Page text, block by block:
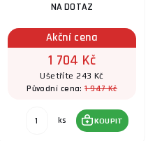
NA DOTAZ
Akční cena
1 704 Kč
Ušetříte 243 Kč
Původní cena:1 947 Kč
ks KOUPIT